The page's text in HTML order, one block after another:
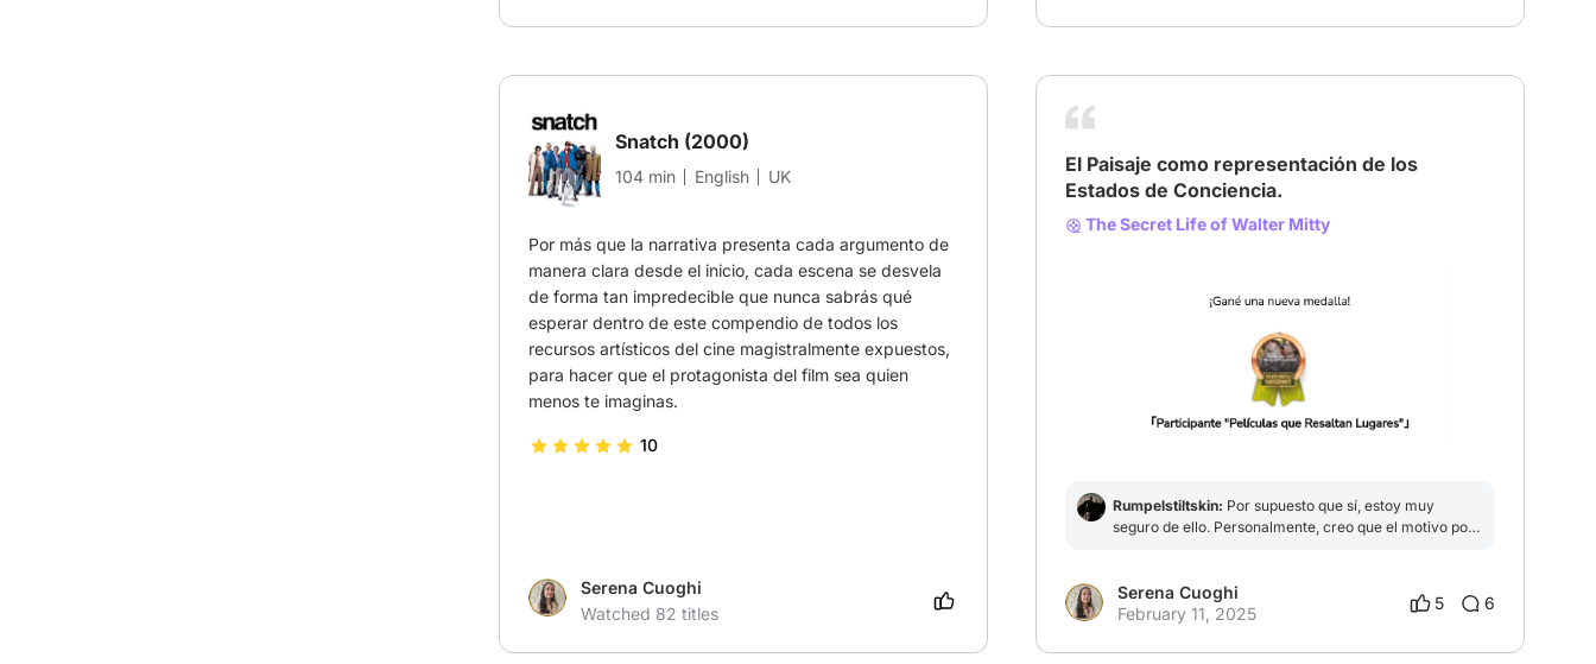
Snatch (2000)
104 min English UK
Por más que la narrativa presenta cada argumento de
manera clara desde el inicio, cada escena se desvela
de forma tan impredecible que nunca sabrás qué
esperar dentro de este compendio de todos los
recursos artísticos del cine magistralmente expuestos,
para hacer que el protagonista del film sea quien
menos te imaginas.
10
Serena Cuoghi
Watched 82 titles
El Paisaje como representación de los
Estados de Conciencia.
The Secret Life of Walter Mitty
Rumpelstiltskin: Por supuesto que sí, estoy muy
seguro de ello. Personalmente, creo que el motivo por
peculiaridad de los hechos, es decir, los sucesos que
rodean al personaje y que a su vez, involucra el paisaje
siguiente; cuando éramos niños, y ocurría algún
Serena Cuoghi
February 11, 2025
5 6